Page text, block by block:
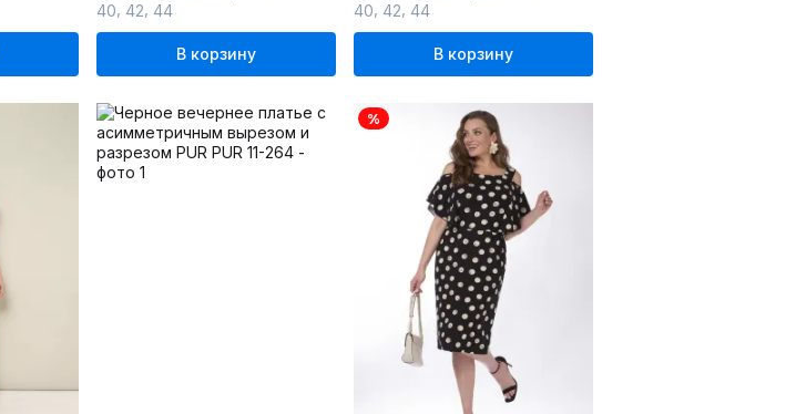
40 42 44
В корзину
40 42 44
В корзину
%